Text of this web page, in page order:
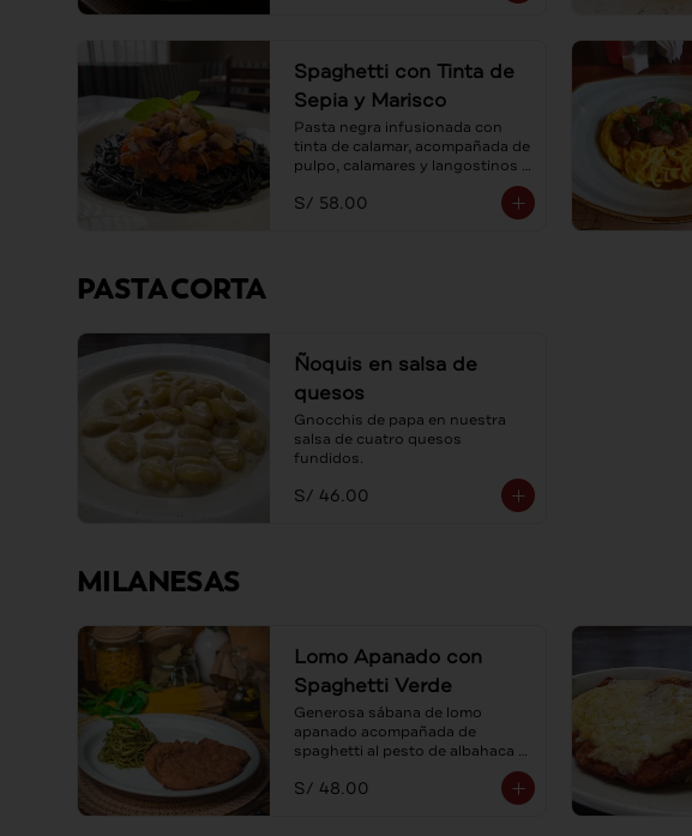
Spaghetti con Tinta de
Sepia y Marisco
Pasta negra infusionada con
tinta de calamar, acompañada de
pulpo, calamares y langostinos
S/ 58.00
PASTA CORTA
Ñoquis en salsa de
quesos
Gnocchis de papa en nuestra
salsa de cuatro quesos
fundidos.
S/ 46.00
MILANESAS
Lomo Apanado con
Spaghetti Verde
Generosa sábana de lomo
apanado acompañada de
spaghetti al pesto de albahaca y
S/ 48.00